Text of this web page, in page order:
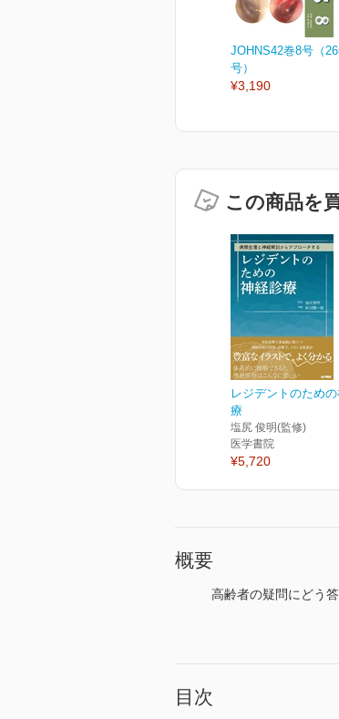
JOHNS42巻8号（26
号）
¥3,190
この商品を
レジデントのため
療
塩尻 俊明(監修)
医学書院
¥5,720
概要
高齢者の疑問にどう
目次